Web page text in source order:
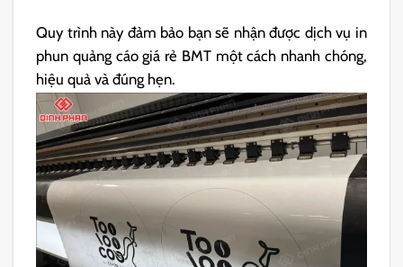
Quy trình này đảm bảo bạn sẽ nhận được dịch vụ in
phun quảng cáo giá rẻ BMT một cách nhanh chóng,
hiệu quả và đúng hẹn.